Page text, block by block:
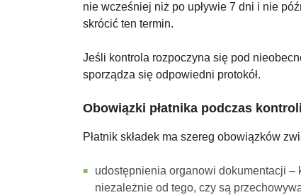
nie wcześniej niż po upływie 7 dni i nie
skrócić ten termin.
Jeśli kontrola rozpoczyna się pod
sporządza się odpowiedni protokół.
Obowiązki płatnika podczas kontroli
Płatnik składek ma szereg obowiązków
udostępnienia organowi dokumentacji
niezależnie od tego, czy są